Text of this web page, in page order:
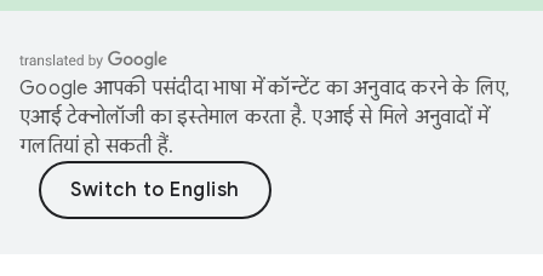
Google आपकी पसंदीदा भाषा में कॉन्टेंट का अनुवाद करने के लिए,
एआई टेक्नोलॉजी का इस्तेमाल करता है. एआई से मिले अनुवादों में
गलतियां हो सकती हैं.